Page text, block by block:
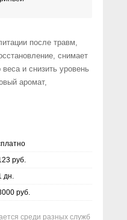
после травм,
снимает
и снизить уровень
аромат,
руб.
дн.
руб.
среди разных служб